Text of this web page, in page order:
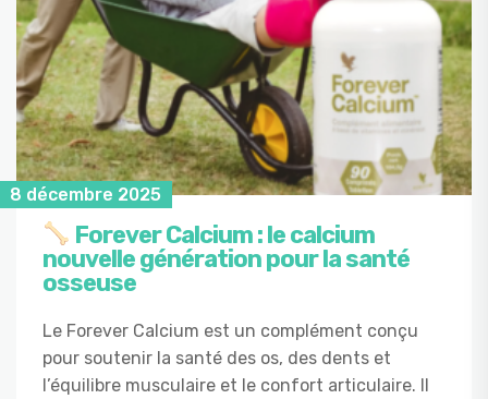
8 décembre 2025
Forever Calcium : le calcium
nouvelle génération pour la santé
osseuse
Le Forever Calcium est un complément conçu
pour soutenir la santé des os, des dents et
l’équilibre musculaire et le confort articulaire. Il